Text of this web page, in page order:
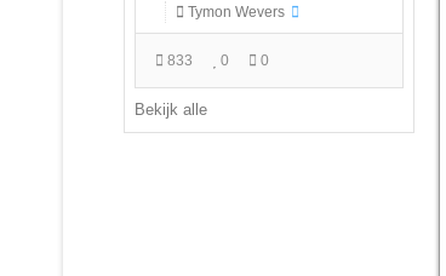
Tymon Wevers
833 0 0
Bekijk alle